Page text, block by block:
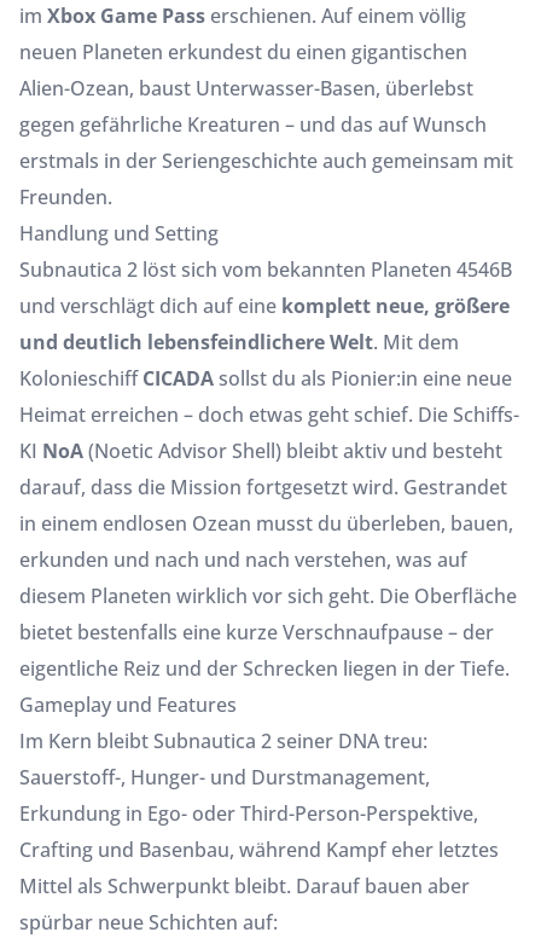
im Xbox Game Pass erschienen. Auf einem völlig
neuen Planeten erkundest du einen gigantischen
Alien-Ozean, baust Unterwasser-Basen, überlebst
gegen gefährliche Kreaturen – und das auf Wunsch
erstmals in der Seriengeschichte auch gemeinsam mit
Freunden.
Handlung und Setting
Subnautica 2 löst sich vom bekannten Planeten 4546B
und verschlägt dich auf eine komplett neue, größere
und deutlich lebensfeindlichere Welt. Mit dem
KolonieschiffCICADAsollst du als Pionier:in eine neue
Heimat erreichen – doch etwas geht schief. Die Schiffs-
KI NoA(Noetic Advisor Shell) bleibt aktiv und besteht
darauf, dass die Mission fortgesetzt wird. Gestrandet
in einem endlosen Ozean musst du überleben, bauen,
erkunden und nach und nach verstehen, was auf
diesem Planeten wirklich vor sich geht. Die Oberfläche
bietet bestenfalls eine kurze Verschnaufpause – der
eigentliche Reiz und der Schrecken liegen in der Tiefe.
Gameplay und Features
Im Kern bleibt Subnautica 2 seiner DNA treu:
Sauerstoff-, Hunger- und Durstmanagement,
Erkundung in Ego- oder Third-Person-Perspektive,
Crafting und Basenbau, während Kampf eher letztes
Mittel als Schwerpunkt bleibt. Darauf bauen aber
spürbar neue Schichten auf: